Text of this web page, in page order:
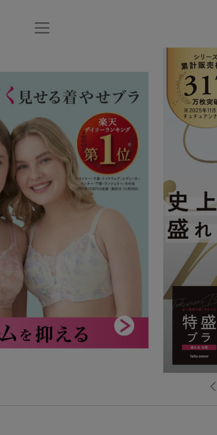
ナイトブラ ノンワイヤー 特盛ブラ チューブトップ 折り
キャミソール
ルームウェア 育乳ブラ アームカバー
カテゴリから探す
レッグウェア
下着
ライフスタイル
マタニティ
サイズからブラを探す